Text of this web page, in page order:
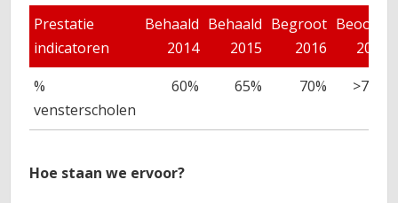
Prestatie
indicatoren
Behaald
2014
Behaald
2015
Begroot
2016
Beoogd
2017
%
vensterscholen
60% 65% 70% >70%
Hoe staan we ervoor?